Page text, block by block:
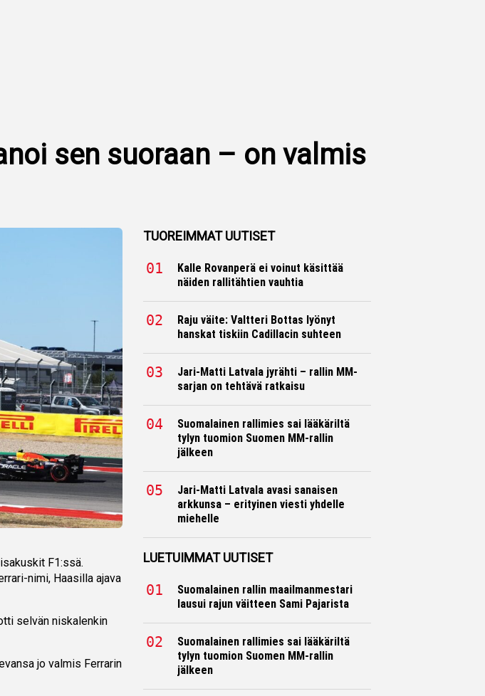
sen suoraan – on valmis
F1:ssä.
nimi, Haasilla ajava
selvän niskalenkin
jo valmis Ferrarin
TUOREIMMAT UUTISET
Kalle Rovanperä ei voinut käsittää
näiden rallitähtien vauhtia
Raju väite: Valtteri Bottas lyönyt
hanskat tiskiin Cadillacin suhteen
Jari-Matti Latvala jyrähti – rallin MM-
sarjan on tehtävä ratkaisu
Suomalainen rallimies sai lääkäriltä
tylyn tuomion Suomen MM-rallin
jälkeen
Jari-Matti Latvala avasi sanaisen
arkkunsa – erityinen viesti yhdelle
miehelle
LUETUIMMAT UUTISET
Suomalainen rallin maailmanmestari
lausui rajun väitteen Sami Pajarista
Suomalainen rallimies sai lääkäriltä
tylyn tuomion Suomen MM-rallin
jälkeen